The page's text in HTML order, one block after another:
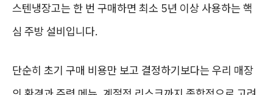
스텐냉장고는 한 번 구매하면 최소 5년 이상 사용하는 핵
심 주방 설비입니다.
단순히 초기 구매 비용만 보고 결정하기보다는 우리 매장